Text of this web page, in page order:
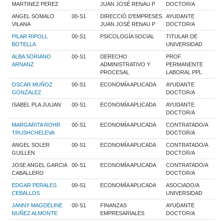
MARTINEZ PEREZ
JUAN JOSÉ RENAU P
DOCTOR/A
ANGEL SOMALO
VILANA
00-S1
DIRECCIÓ D'EMPRESES.
JUAN JOSÉ RENAU P
AYUDANTE
DOCTOR/A
PILAR RIPOLL
BOTELLA
00-S1 PSICOLOGÍA SOCIAL
TITULAR DE
UNIVERSIDAD
ALBA SORIANO
ARNANZ
00-S1
DERECHO
ADMINISTRATIVO Y
PROCESAL
PROF.
PERMANENTE
LABORAL PPL
OSCAR MUÑOZ
GONZALEZ
00-S1 ECONOMÍA APLICADA
AYUDANTE
DOCTOR/A
ISABEL PLA JULIAN 00-S1 ECONOMÍA APLICADA
AYUDANTE
DOCTOR/A
MARGARITA ROHR
TRUSHCHELEVA
00-S1 ECONOMÍA APLICADA
CONTRATADO/A
DOCTOR/A
ANGEL SOLER
GUILLEN
00-S1 ECONOMÍA APLICADA
CONTRATADO/A
DOCTOR/A
JOSE ANGEL GARCIA
CABALLERO
00-S1 ECONOMÍA APLICADA
CONTRATADO/A
DOCTOR/A
EDGAR PERALES
CEBALLOS
00-S1 ECONOMÍA APLICADA
ASOCIADO/A
UNIVERSIDAD
JANNY MAGDELINE
NUÑEZ ALMONTE
00-S1
FINANZAS
EMPRESARIALES
AYUDANTE
DOCTOR/A